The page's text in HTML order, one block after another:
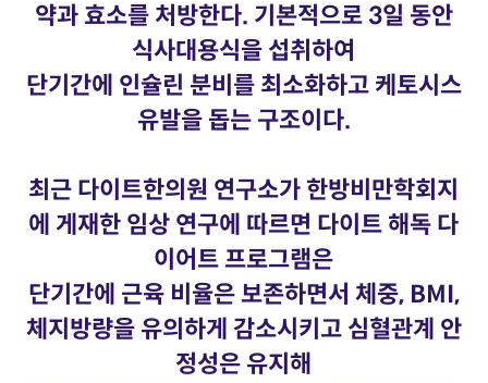
약과 효소를 처방한다. 기본적으로 3일 동안
식사대용식을 섭취하여
단기간에 인슐린 분비를 최소화하고 케토시스
유발을 돕는 구조이다.
최근 다이트한의원 연구소가 한방비만학회지
에 게재한 임상 연구에 따르면 다이트 해독 다
이어트 프로그램은
단기간에 근육 비율은 보존하면서 체중, BMI,
체지방량을 유의하게 감소시키고 심혈관계 안
정성은 유지해